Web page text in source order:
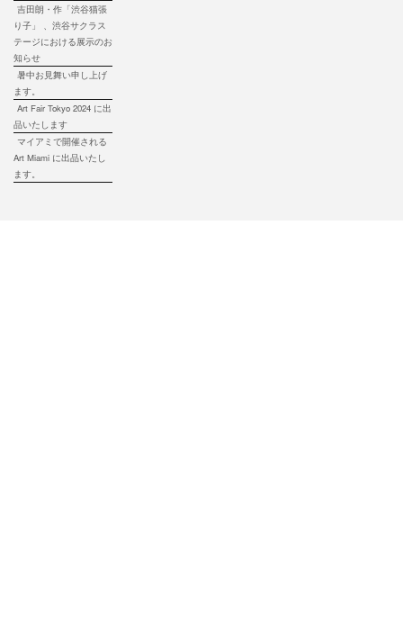
吉田朗・作「渋谷猫張
り子」 、渋谷サクラス
テージにおける展示のお
知らせ
暑中お見舞い申し上げ
ます。
Art Fair Tokyo 2024 に出
品いたします
マイアミで開催される
Art Miami に出品いたし
ます。